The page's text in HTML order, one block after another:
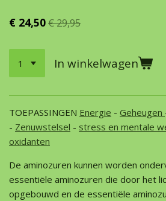
€ 24,50€ 29,95
In winkelwagen
TOEPASSINGEN Energie - Geheugen
- Zenuwstelsel - stress en mentale
oxidanten
De aminozuren kunnen worden
essentiële aminozuren die door het
opgebouwd en de essentiële